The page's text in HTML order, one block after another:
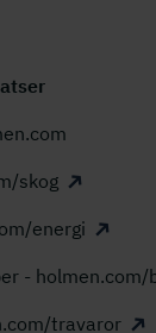
skog
energi
-
travaror